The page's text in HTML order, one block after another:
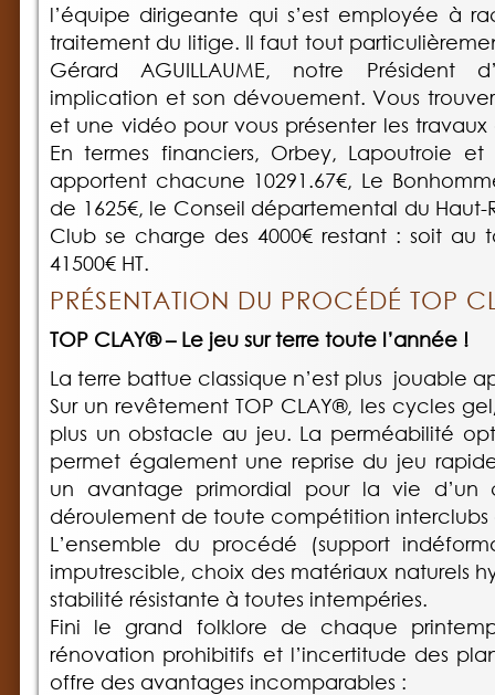
l’équipe dirigeante qui s’est employée à
traitement du litige. Il faut tout
Gérard AGUILLAUME, notre Président
implication et son dévouement. Vous
et une vidéo pour vous présenter les
En termes financiers, Orbey, Lapoutroie et
apportent chacune 10291.67€, Le
de 1625€, le Conseil départemental du Haut-
Club se charge des 4000€ restant : soit au
41500€ HT.
PRÉSENTATION DU PROCÉDÉ TOP
TOP CLAY® – Le jeu sur terre toute l’année !
La terre battue classique n’est plus jouable
Sur un revêtement TOP CLAY®, les cycles
plus un obstacle au jeu. La perméabilité
permet également une reprise du jeu
un avantage primordial pour la vie
déroulement de toute compétition
L’ensemble du procédé (support
imputrescible, choix des matériaux naturels
stabilité résistante à toutes intempéries.
Fini le grand folklore de chaque
rénovation prohibitifs et l’incertitude des
offre des avantages incomparables :